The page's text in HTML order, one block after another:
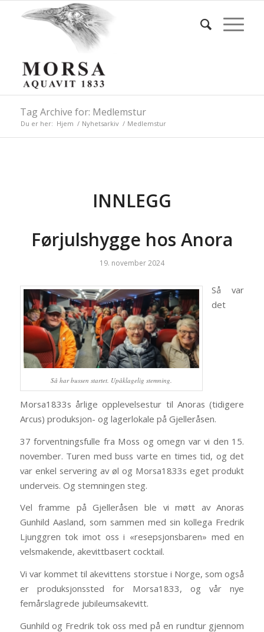
Tag Archive for: Medlemstur
Du er her: Hjem / Nyhetsarkiv / Medlemstur
INNLEGG
Førjulshygge hos Anora
19. november 2024
Så har bussen startet. Upåklagelig stemning.
Så var
det
Morsa1833s årlige opplevelsestur til Anoras (tidigere
Arcus) produksjon- og lagerlokale på Gjelleråsen.
37 forventningsfulle fra Moss og omegn var vi den 15.
november. Turen med buss varte en times tid, og det
var enkel servering av øl og Morsa1833s eget produkt
underveis. Og stemningen steg.
Vel framme på Gjelleråsen ble vi møtt av Anoras
Gunhild Aasland, som sammen med sin kollega Fredrik
Ljunggren tok imot oss i «resepsjonsbaren» med en
velsmakende, akevittbasert cocktail.
Vi var kommet til akevittens storstue i Norge, som også
er produksjonssted for Morsa1833, og vår nye
femårslagrede jubileumsakevitt.
Gunhild og Fredrik tok oss med på en rundtur gjennom